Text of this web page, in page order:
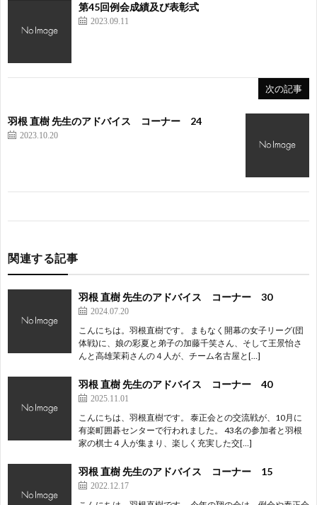
第45回例会成績及び表彰式
2023.09.11
次の記事
羽根 直樹 先生のアドバイス コーナー 24
2023.10.20
関連する記事
羽根 直樹 先生のアドバイス コーナー 30
2024.07.20
こんにちは。羽根直樹です。 まもなく開幕の女子リーグ(団
体戦)に、娘の彩夏と弟子の加藤千笑さん、そして王景怡さ
んと高雄茉莉さんの４人が、チーム名古屋と[…]
羽根 直樹 先生のアドバイス コーナー 40
2025.11.01
こんにちは、羽根直樹です。 泰正会との交流戦が、10月に
有楽町囲碁センターで行われました。 43名の参加者と羽根
家の棋士４人が集まり、楽しく充実した交[…]
羽根 直樹 先生のアドバイス コーナー 15
2022.12.17